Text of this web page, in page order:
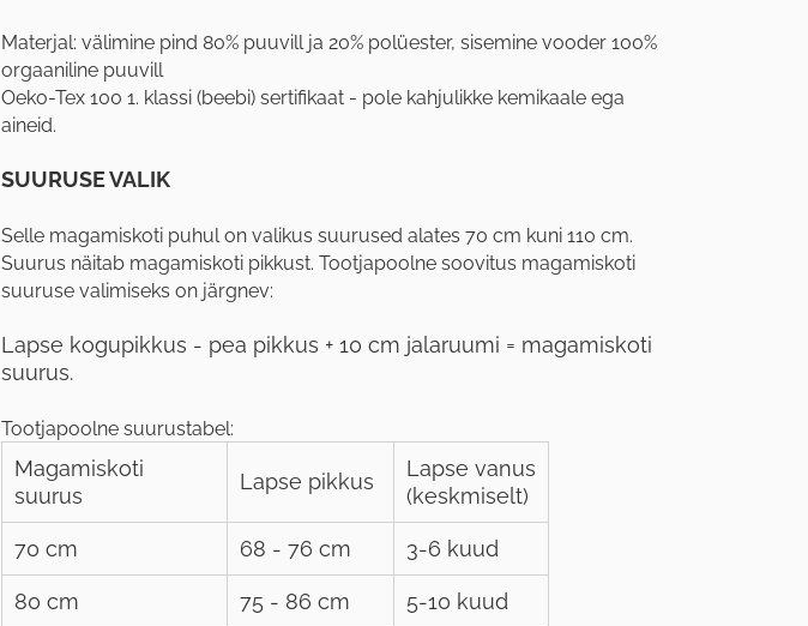
Materjal: välimine pind 80% puuvill ja 20% polüester, sisemine vooder 100%
orgaaniline puuvill
Oeko-Tex 100 1. klassi (beebi) sertifikaat - pole kahjulikke kemikaale ega
aineid.
SUURUSE VALIK
Selle magamiskoti puhul on valikus suurused alates 70 cm kuni 110 cm.
Suurus näitab magamiskoti pikkust. Tootjapoolne soovitus magamiskoti
suuruse valimiseks on järgnev:
Lapse kogupikkus - pea pikkus + 10 cm jalaruumi = magamiskoti
suurus.
Tootjapoolne suurustabel:
Magamiskoti
suurus
Lapse pikkus
Lapse vanus
(keskmiselt)
70 cm 68 - 76 cm 3-6 kuud
80 cm 75 - 86 cm 5-10 kuud